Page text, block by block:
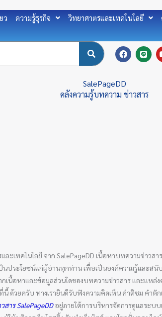
ว ความรู้ธุรกิจ วิทยาศาตรและเทคโนโลยี
F
a
c
b
o
o
L
i
n
SalePageDD
คลังความรู้บทความ ข่าวสาร
ะเทคโนโลยี จาก SalePageDD เนื้อหาบทความข่าวส
ป็นประโยชน์แก่ผู้อ่านทุกท่าน เพื่อเป็นองค์ความรู้และ
นื้อหาและข้อมูลส่วนใดของบทความข่าวสาร และแหล่ง
ด้วยครับ ทางเรายินดีรับฟังความคิดเห็น คำติชม คำตั
าร SalePageDDอยู่ภายใต้การบริหารจัดการดูแลระบ